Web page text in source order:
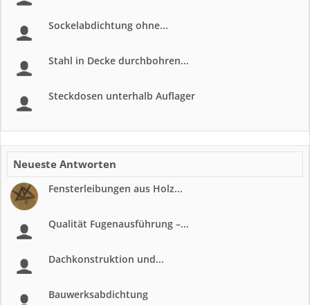
Sockelabdichtung ohne...
Stahl in Decke durchbohren...
Steckdosen unterhalb Auflager
Neueste Antworten
Fensterleibungen aus Holz...
Qualität Fugenausführung –...
Dachkonstruktion und...
Bauwerksabdichtung